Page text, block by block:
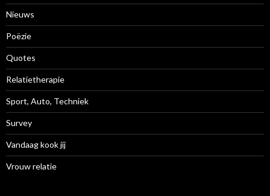
Nieuws
Poëzie
Quotes
Relatietherapie
Sport, Auto, Techniek
Survey
Vandaag kook jij
Vrouw relatie